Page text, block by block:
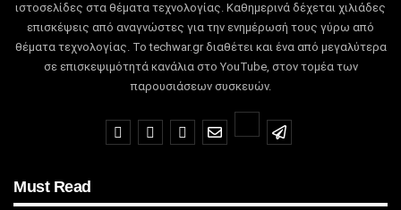
ιστοσελίδες στα θέματα τεχνολογίας. Καθημερινά δέχεται χιλιάδες
επισκέψεις από αναγνώστες για την ενημέρωσή τους γύρω από
θέματα τεχνολογίας. Το techwar.gr διαθέτει και ένα από μεγαλύτερα
σε επισκεψιμότητά κανάλια στο YouTube, στον τομέα των
παρουσιάσεων συσκευών.
Must Read